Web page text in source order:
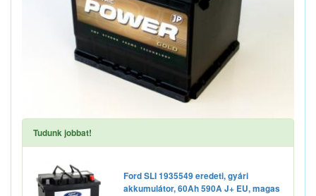
Tudunk jobbat!
Ford SLI 1935549 eredeti, gyári
akkumulátor, 60Ah 590A J+ EU, magas